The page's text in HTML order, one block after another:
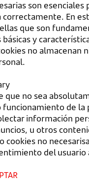
son esenciales
correctamente. En
que son
y
no almacenan
que no sea
de la
información
u otros
cookies no
del usuario